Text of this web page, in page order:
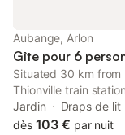
Aubange, Arlon
Gîte pour 6
Situated 30 km from
Thionville train
Spacieux 2
accommodation with
Jardin Draps de lit
dès 103 € par nuit